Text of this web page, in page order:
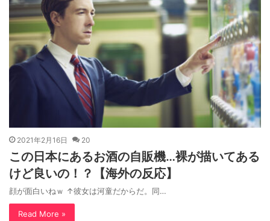
2021年2月16日 20
この日本にあるお酒の自販機…裸が描いてある
けど良いの！？【海外の反応】
顔が面白いねｗ ↑彼女は河童だからだ。同…
Read More »